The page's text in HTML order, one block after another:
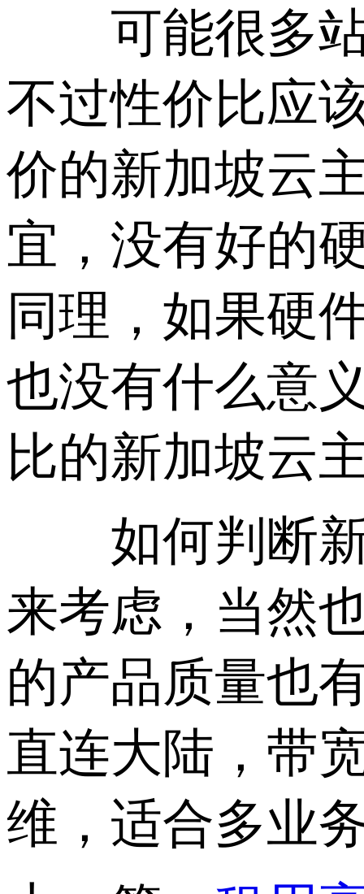
可能很多站
不过性价比应
价的新加坡云
宜，没有好的
同理，如果硬
也没有什么意
比的新加坡云
如何判断新
来考虑，当然
的产品质量也
直连大陆，带
维，适合多业